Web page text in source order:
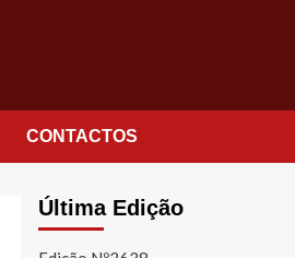
CONTACTOS
Última Edição